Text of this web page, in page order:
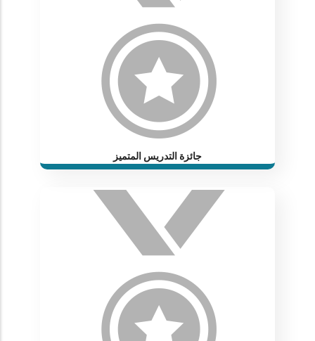
جائزة التدريس المتميز